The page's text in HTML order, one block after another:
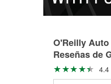
O'Reilly
Reseñas de
4.4